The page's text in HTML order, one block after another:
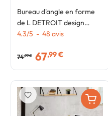
Bureau d'angle en forme
de L DETROIT design
industriel
4.3/5 - 48 avis
74,99 € 67,99 €
favorite_border